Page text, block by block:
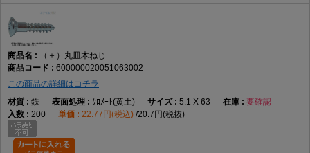
（＋）丸皿木ねじ
600000020051063002
この商品の詳細はコチラ
鉄
ｸﾛﾒｰﾄ(黄土) 5.1 X 63
要確認
200
22.77円(税込) 20.7円(税抜)